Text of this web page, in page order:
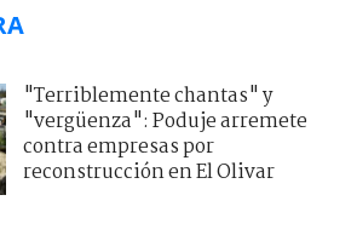
"Terriblemente chantas" y
"vergüenza": Poduje arremete
contra empresas por
reconstrucción en El Olivar